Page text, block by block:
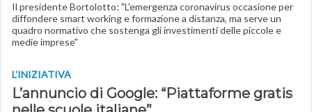
Il presidente Bortolotto: "L'emergenza coronavirus occasione per
diffondere smart working e formazione a distanza, ma serve un
quadro normativo che sostenga gli investimenti delle piccole e
medie imprese"
L'INIZIATIVA
L’annuncio di Google: “Piattaforme gratis